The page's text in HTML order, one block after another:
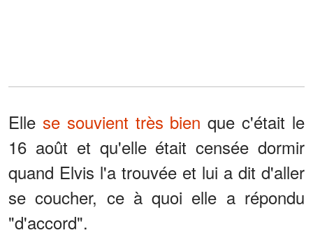
Elle se souvient très bien que c'était le
16 août et qu'elle était censée dormir
quand Elvis l'a trouvée et lui a dit d'aller
se coucher, ce à quoi elle a répondu
"d'accord".